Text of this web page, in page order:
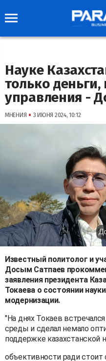
Науке
только
управления -
МНЕНИЯ • 3 ИЮНЯ 2024, 10:12
Известный политолог и
Досым Сатпаев
заявления президента
Токаева о состоянии
модернизации.
"На днях Токаев
среды и сделал немало
поддержке казахстанской
объективности ради